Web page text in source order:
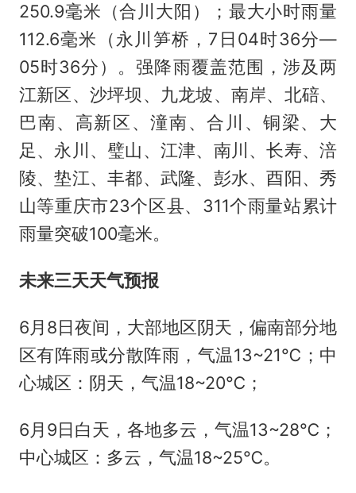
250.9毫米（合川大阳）；最大小时雨量
112.6毫米（永川笋桥，7日04时36分—
05时36分）。强降雨覆盖范围，涉及两
江新区、沙坪坝、九龙坡、南岸、北碚、
巴南、高新区、潼南、合川、铜梁、大
足、永川、璧山、江津、南川、长寿、涪
陵、垫江、丰都、武隆、彭水、酉阳、秀
山等重庆市23个区县、311个雨量站累计
雨量突破100毫米。
未来三天天气预报
6月8日夜间，大部地区阴天，偏南部分地
区有阵雨或分散阵雨，气温13~21℃；中
心城区：阴天，气温18~20℃；
6月9日白天，各地多云，气温13~28℃；
中心城区：多云，气温18~25℃。